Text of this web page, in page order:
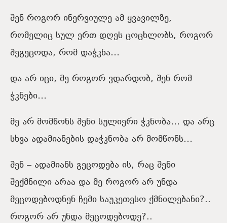
შენ როგორ ინერვიულე ამ ყვავილზე,
რომელიც სულ ერთ დღეს ცოცხლობს, როგორ
შეგეცოდა, რომ დაჭკნა…
და არ იცი, მე როგორ ვდარდობ, შენ რომ
ჭკნები…
მე არ მომწონს შენი სულიერი ჭკნობა… და არც
სხვა ადამიანების დაჭკნობა არ მომწონს…
შენ – ადამიანს გეცოდება ის, რაც შენი
შექმნილი არაა და მე როგორ არ უნდა
მეცოდებოდნენ ჩემი საუკეთესო ქმნილებანი?..
როგორ არ უნდა მეცოდებოდე?..